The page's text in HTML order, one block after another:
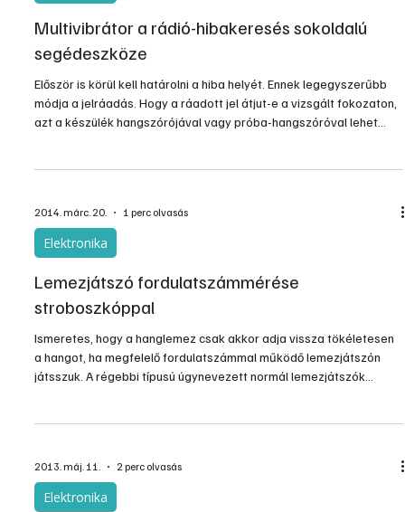
Multivibrátor a rádió-hibakeresés sokoldalú
segédeszköze
Először is körül kell határolni a hiba helyét. Ennek legegyszerűbb
módja a jelráadás. Hogy a ráadott jel átjut-e a vizsgált fokozaton,
azt a készülék hangszórójával vagy próba-hangszóróval lehet
2014. márc. 20. 1 perc olvasás
Elektronika
Lemezjátszó fordulatszámmérése
stroboszkóppal
Ismeretes, hogy a hanglemez csak akkor adja vissza tökéletesen
a hangot, ha megfelelő fordulatszámmal működő lemezjátszón
játsszuk. A régebbi típusú úgynevezett normál lemezjátszók
2013. máj. 11. 2 perc olvasás
Elektronika